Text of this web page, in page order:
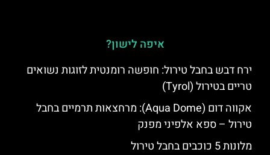
איפה לישון?
ירח דבש בחבל טירול: חופשה רומנטית לזוגות נשואים
טריים בטירול (Tyrol)
אקווה דום (Aqua Dome): מרחצאות תרמיים בחבל
טירול – ספא אלפיני מפנק
מלונות 5 כוכבים בחבל טירול